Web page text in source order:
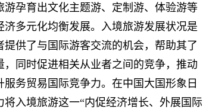
孕育出文化主题游、定制游、体验游等
多元化均衡发展。入境旅游发展状况是
供了与国际游客交流的机会，帮助其了
同时促进相关从业者之间的竞争，推动
务贸易国际竞争力。在中国大国形象日
入境旅游这一“内促经济增长、外展国际